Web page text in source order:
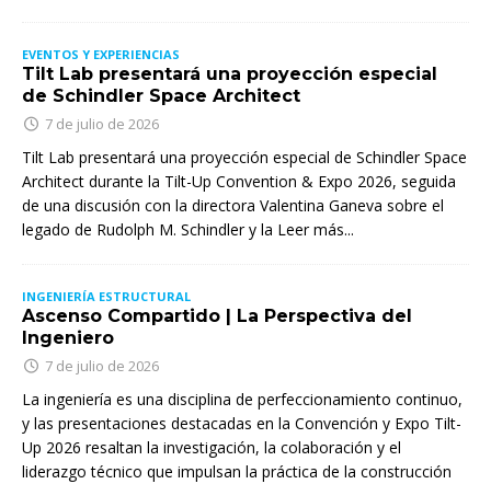
EVENTOS Y EXPERIENCIAS
Tilt Lab presentará una proyección especial
de Schindler Space Architect
7 de julio de 2026
Tilt Lab presentará una proyección especial de Schindler Space
Architect durante la Tilt-Up Convention & Expo 2026, seguida
de una discusión con la directora Valentina Ganeva sobre el
legado de Rudolph M. Schindler y la Leer más...
INGENIERÍA ESTRUCTURAL
Ascenso Compartido | La Perspectiva del
Ingeniero
7 de julio de 2026
La ingeniería es una disciplina de perfeccionamiento continuo,
y las presentaciones destacadas en la Convención y Expo Tilt-
Up 2026 resaltan la investigación, la colaboración y el
liderazgo técnico que impulsan la práctica de la construcción